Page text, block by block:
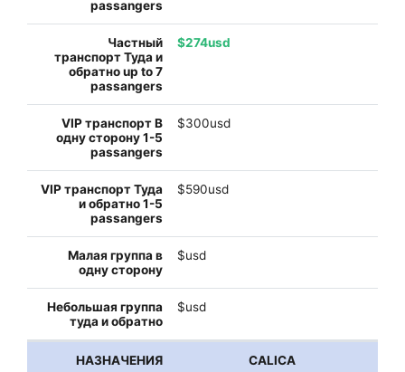
$274usd
$300usd
$590usd
$usd
$usd
CALICA